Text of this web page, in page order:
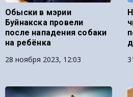
Обыски в мэрии
Буйнакска провели
после нападения собаки
на ребёнка
28 ноября 2023, 12:03